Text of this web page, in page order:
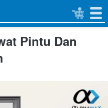
Pintu Dan